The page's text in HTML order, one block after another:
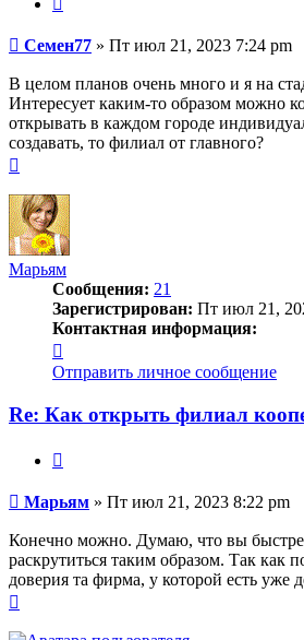
Сообщение
Семен77 » Пт июл 21, 2023 7:24 pm
В целом планов очень много и я на
Интересует каким-то образом можно
открывать в каждом городе
создавать, то филиал от главного?
началу
Марьям
Сообщения: 21
Зарегистрирован: Пт июл 21,
Контактная информация:
информация
пользователя
Отправить личное сообщение
Re: Как открыть филиал
Сообщение
Марьям » Пт июл 21, 2023 8:22 pm
Конечно можно. Думаю, что вы
раскрутиться таким образом. Так как
доверия та фирма, у которой есть уже